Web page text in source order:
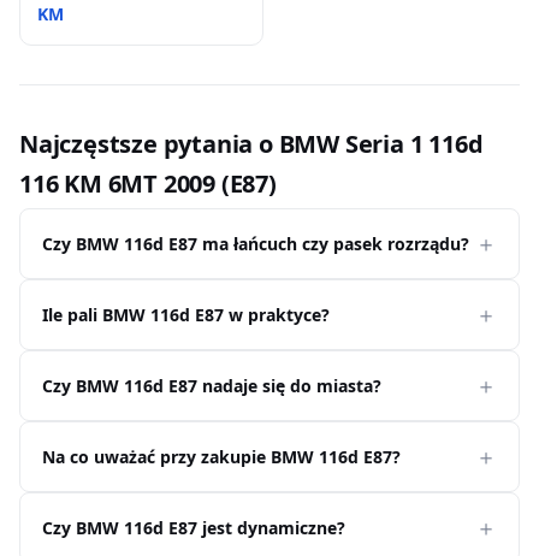
KM
Najczęstsze pytania o BMW Seria 1 116d
116 KM 6MT 2009 (E87)
Czy BMW 116d E87 ma łańcuch czy pasek rozrządu?
Ile pali BMW 116d E87 w praktyce?
Czy BMW 116d E87 nadaje się do miasta?
Na co uważać przy zakupie BMW 116d E87?
Czy BMW 116d E87 jest dynamiczne?